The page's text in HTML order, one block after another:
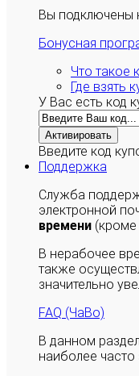
Вы подключены
Бонусная
Что такое
Где взять
У Вас есть код
Активировать
Введите код
Поддержка
Служба
электронной
времени (кроме
В нерабочее
также
значительно
FAQ (ЧаВо)
В данном
наиболее